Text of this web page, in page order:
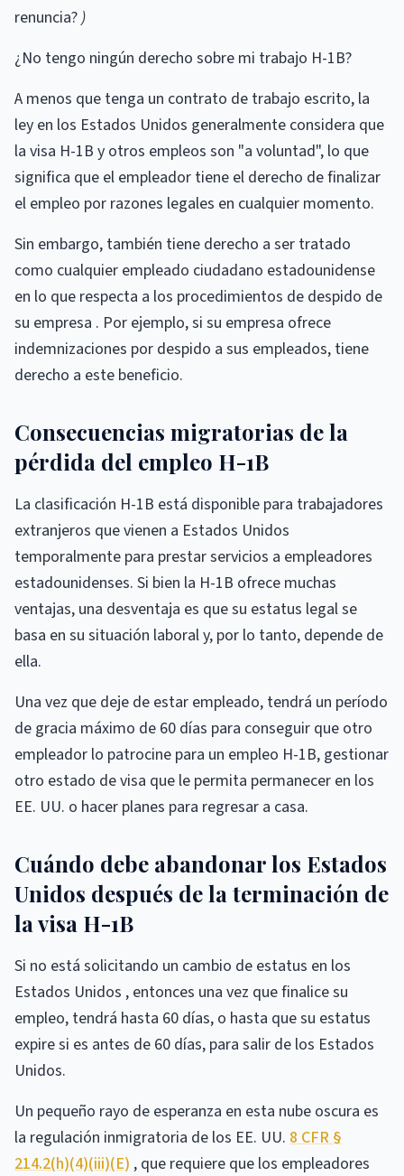
renuncia?)
¿No tengo ningún derecho sobre mi trabajo H-1B?
A menos que tenga un contrato de trabajo escrito, la
ley en los Estados Unidos generalmente considera que
la visa H-1B y otros empleos son "a voluntad", lo que
significa que el empleador tiene el derecho de finalizar
el empleo por razones legales en cualquier momento.
Sin embargo, también tiene derecho a ser tratado
como cualquier empleado ciudadano estadounidense
en lo que respecta a los procedimientos de despido de
su empresa . Por ejemplo, si su empresa ofrece
indemnizaciones por despido a sus empleados, tiene
derecho a este beneficio.
Consecuencias migratorias de la
pérdida del empleo H-1B
La clasificación H-1B está disponible para trabajadores
extranjeros que vienen a Estados Unidos
temporalmente para prestar servicios a empleadores
estadounidenses. Si bien la H-1B ofrece muchas
ventajas, una desventaja es que su estatus legal se
basa en su situación laboral y, por lo tanto, depende de
ella.
Una vez que deje de estar empleado, tendrá un período
de gracia máximo de 60 días para conseguir que otro
empleador lo patrocine para un empleo H-1B, gestionar
otro estado de visa que le permita permanecer en los
EE. UU. o hacer planes para regresar a casa.
Cuándo debe abandonar los Estados
Unidos después de la terminación de
la visa H-1B
Si no está solicitando un cambio de estatus en los
Estados Unidos , entonces una vez que finalice su
empleo, tendrá hasta 60 días, o hasta que su estatus
expire si es antes de 60 días, para salir de los Estados
Unidos.
Un pequeño rayo de esperanza en esta nube oscura es
la regulación inmigratoria de los EE. UU. 8 CFR §
214.2(h)(4)(iii)(E) , que requiere que los empleadores